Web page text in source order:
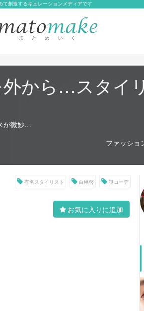
て創造するキュレーションメディアです
から…スタイ
が微妙…
ファッショ
有名スタイリスト 白幡啓 謎コーデ
お気に入りに追加